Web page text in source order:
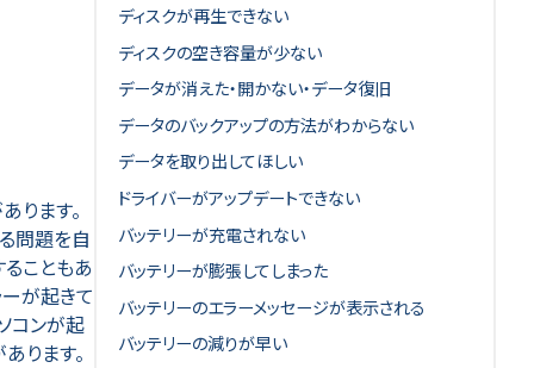
ります。
問題を自
こともあ
が起きて
コンが起
ります。
ディスクが再生できない
ディスクの空き容量が少ない
データが消えた・開かない・データ復旧
データのバックアップの方法がわからない
データを取り出してほしい
ドライバーがアップデートできない
バッテリーが充電されない
バッテリーが膨張してしまった
バッテリーのエラーメッセージが表示される
バッテリーの減りが早い